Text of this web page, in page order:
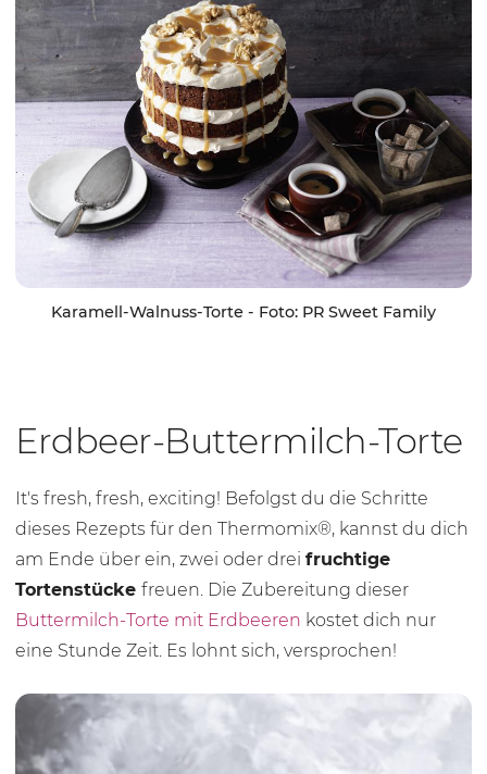
Karamell-Walnuss-Torte - Foto: PR Sweet Family
Erdbeer-Buttermilch-Torte
It's fresh, fresh, exciting! Befolgst du die Schritte
dieses Rezepts für den Thermomix®, kannst du dich
am Ende über ein, zwei oder drei fruchtige
Tortenstücke freuen. Die Zubereitung dieser
Buttermilch-Torte mit Erdbeeren kostet dich nur
eine Stunde Zeit. Es lohnt sich, versprochen!